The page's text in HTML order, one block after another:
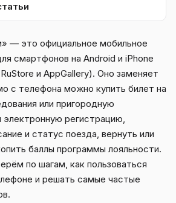
— это официальное мобильное
смартфонов на Android и iPhone
и AppGallery). Оно заменяет
с телефона можно купить билет на
или пригородную
электронную регистрацию,
и статус поезда, вернуть или
баллы программы лояльности.
по шагам, как пользоваться
и решать самые частые